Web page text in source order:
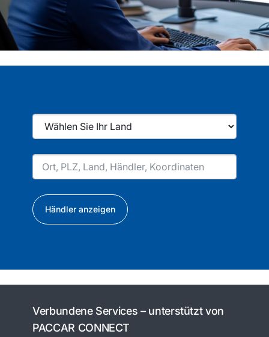
Händler anzeigen
Verbundene Services – unterstützt von
PACCAR CONNECT